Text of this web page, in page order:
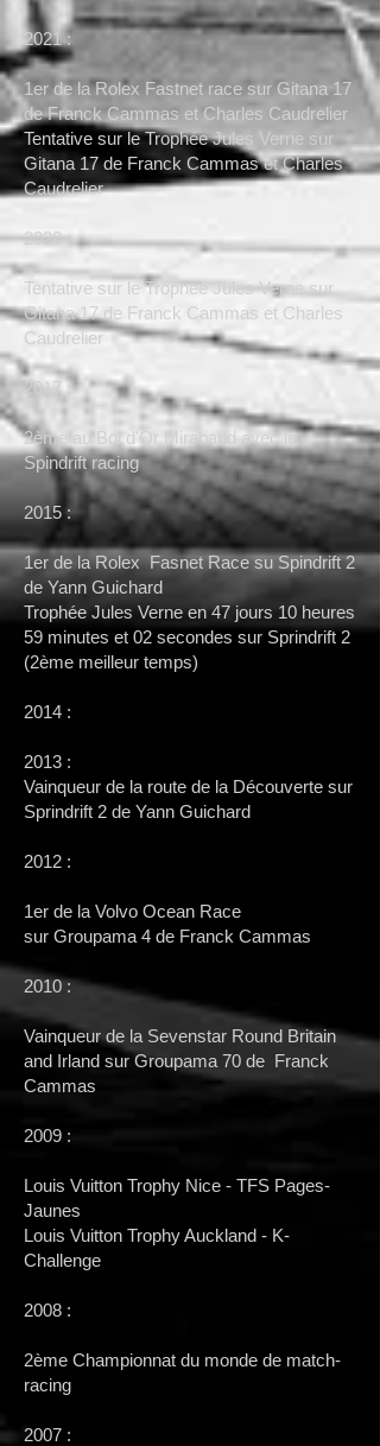
2021 :
1er de la Rolex Fastnet race sur Gitana 17
de Franck Cammas et Charles Caudrelier
Tentative sur le Trophée Jules Verne sur
Gitana 17 de Franck Cammas et Charles
Caudrelier
2020 :
Tentative sur le Trophée Jules Verne sur
Gitana 17 de Franck Cammas et Charles
Caudrelier
2017 :
2ème au Bol d'Or Mirabaud avec le
Spindrift racing
2015 :
1er de la Rolex Fasnet Race su Spindrift 2
de Yann Guichard
Trophée Jules Verne en 47 jours 10 heures
59 minutes et 02 secondes sur Sprindrift 2
(2ème meilleur temps)
2014 :
2013 :
Vainqueur de la route de la Découverte sur
Sprindrift 2 de Yann Guichard
2012 :
1er de la Volvo Ocean Race
sur Groupama 4 de Franck Cammas
2010 :
Vainqueur de la Sevenstar Round Britain
and Irland sur Groupama 70 de Franck
Cammas
2009 :
Louis Vuitton Trophy Nice - TFS Pages-
Jaunes
Louis Vuitton Trophy Auckland - K-
Challenge
2008 :
2ème Championnat du monde de match-
racing
2007 :